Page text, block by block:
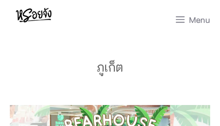
Skip
Menu
ภูเก็ต